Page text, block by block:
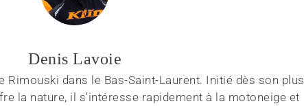
Denis Lavoie
Rimouski dans le Bas-Saint-Laurent. Initié dès son plus
la nature, il s'intéresse rapidement à la motoneige et